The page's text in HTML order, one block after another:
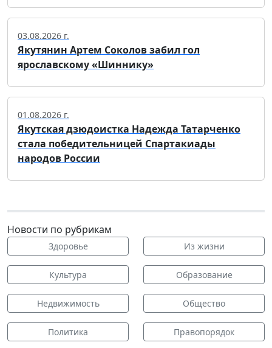
03.08.2026 г.
Якутянин Артем Соколов забил гол
ярославскому «Шиннику»
01.08.2026 г.
Якутская дзюдоистка Надежда Татарченко
стала победительницей Спартакиады
народов России
Новости по рубрикам
Здоровье Из жизни
Культура Образование
Недвижимость Общество
Политика Правопорядок